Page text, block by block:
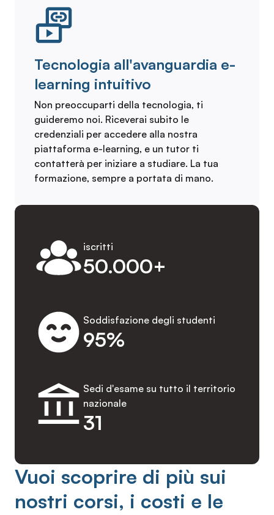
Tecnologia all'avanguardia e-
learning intuitivo
Non preoccuparti della tecnologia, ti
guideremo noi. Riceverai subito le
credenziali per accedere alla nostra
piattaforma e-learning, e un tutor ti
contatterà per iniziare a studiare. La tua
formazione, sempre a portata di mano.
50.000+
iscritti
95%
Soddisfazione degli studenti
31
Sedi d'esame su tutto il territorio
nazionale
Vuoi scoprire di più sui
nostri corsi, i costi e le